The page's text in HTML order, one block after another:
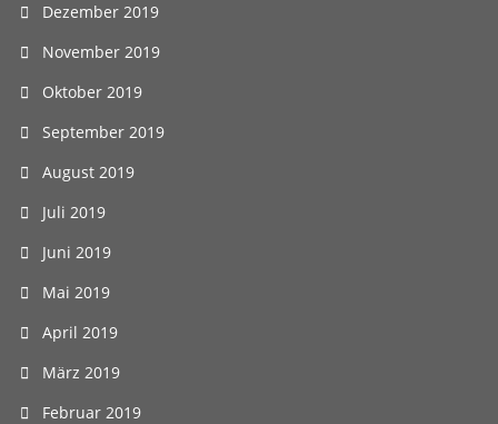
Dezember 2019
November 2019
Oktober 2019
September 2019
August 2019
Juli 2019
Juni 2019
Mai 2019
April 2019
März 2019
Februar 2019